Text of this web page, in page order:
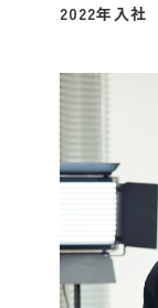
2022年入社